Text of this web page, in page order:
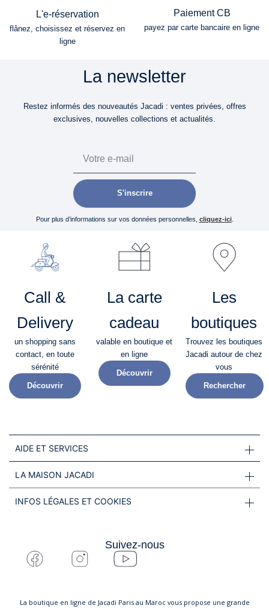
L'e-réservation
flânez, choisissez et réservez en
ligne
Paiement CB
payez par carte bancaire en ligne
La newsletter
Restez informés des nouveautés Jacadi : ventes privées, offres
exclusives, nouvelles collections et actualités.
S'inscrire
Pour plus d’informations sur vos données personnelles, cliquez-ici.
Call &
Delivery
un shopping sans
contact, en toute
sérénité​
Découvrir
La carte
cadeau
valable en boutique et
en ligne
Découvrir
Les
boutiques
Trouvez les boutiques
Jacadi autour de chez
vous
Rechercher
AIDE ET SERVICES
LA MAISON JACADI
INFOS LÉGALES ET COOKIES
Suivez-nous
La boutique en ligne de Jacadi Paris au Maroc vous propose une grande